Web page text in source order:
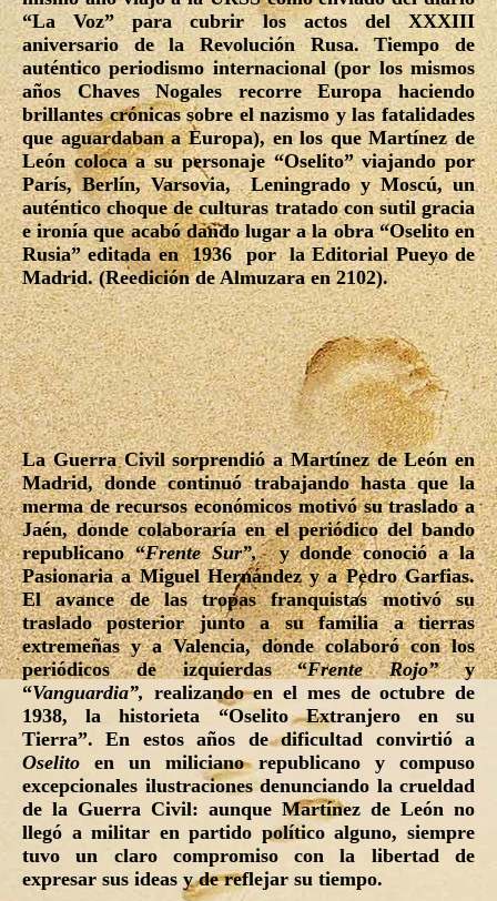
“La Voz” para cubrir los actos del XXXIII
aniversario de la Revolución Rusa. Tiempo de
auténtico periodismo internacional (por los mismos
años Chaves Nogales recorre Europa haciendo
brillantes crónicas sobre el nazismo y las fatalidades
que aguardaban a Europa), en los que Martínez de
León coloca a su personaje “Oselito” viajando por
París, Berlín, Varsovia, Leningrado y Moscú, un
auténtico choque de culturas tratado con sutil gracia
e ironía que acabó dando lugar a la obra “Oselito en
Rusia” editada en 1936 por la Editorial Pueyo de
Madrid. (Reedición de Almuzara en 2102).
La Guerra Civil sorprendió a Martínez de León en
Madrid, donde continuó trabajando hasta que la
merma de recursos económicos motivó su traslado a
Jaén, donde colaboraría en el periódico del bando
republicano “Frente Sur”,y donde conoció a la
Pasionaria a Miguel Hernández y a Pedro Garfias.
El avance de las tropas franquistas motivó su
traslado posterior junto a su familia a tierras
extremeñas y a Valencia, donde colaboró con los
periódicos de izquierdas “Frente Rojo”y
“Vanguardia”, realizando en el mes de octubre de
1938, la historieta “Oselito Extranjero en su
Tierra”.En estos años de dificultad convirtió a
Oselito en un miliciano republicano y compuso
excepcionales ilustraciones denunciando la crueldad
de la Guerra Civil: aunque Martínez de León no
llegó a militar en partido político alguno, siempre
tuvo un claro compromiso con la libertad de
expresar sus ideas y de reflejar su tiempo.